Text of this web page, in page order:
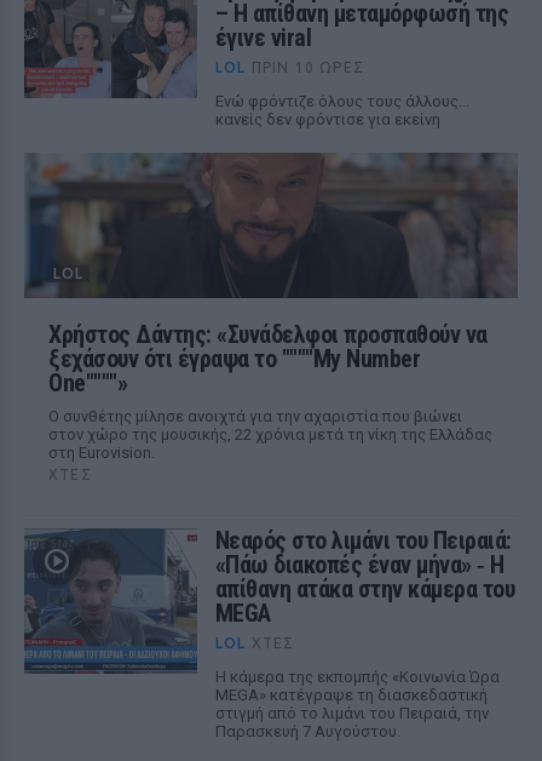
– Η απίθανη μεταμόρφωσή της
έγινε viral
LOL ΠΡΙΝ 10 ΏΡΕΣ
Ενώ φρόντιζε όλους τους άλλους...
κανείς δεν φρόντισε για εκείνη
LOL
Χρήστος Δάντης: «Συνάδελφοι προσπαθούν να
ξεχάσουν ότι έγραψα το """"My Number
One""""»
Ο συνθέτης μίλησε ανοιχτά για την αχαριστία που βιώνει
στον χώρο της μουσικής, 22 χρόνια μετά τη νίκη της Ελλάδας
στη Eurovision.
ΧΤΕΣ
Νεαρός στο λιμάνι του Πειραιά:
«Πάω διακοπές έναν μήνα» ‑ Η
απίθανη ατάκα στην κάμερα του
MEGA
LOL ΧΤΕΣ
Η κάμερα της εκπομπής «Κοινωνία Ώρα
MEGA» κατέγραψε τη διασκεδαστική
στιγμή από το λιμάνι του Πειραιά, την
Παρασκευή 7 Αυγούστου.